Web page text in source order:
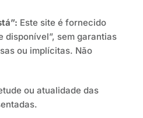
Este site é fornecido
disponível”, sem garantias
ou implícitas. Não
ou atualidade das